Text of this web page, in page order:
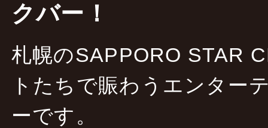
クバー！
札幌のSAPPORO STAR
トたちで賑わうエンター
ーです。